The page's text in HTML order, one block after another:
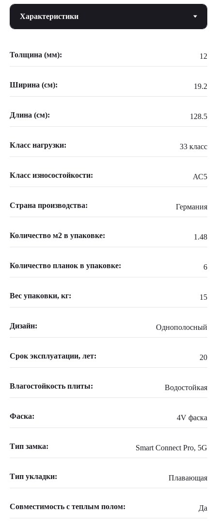
Толщина (мм): 12
Ширина (см): 19.2
Длина (см): 128.5
Класс нагрузки: 33 класс
Класс износостойкости: АС5
Страна производства: Германия
Количество м2 в упаковке: 1.48
Количество планок в упаковке: 6
Вес упаковки, кг: 15
Дизайн: Однополосный
Срок эксплуатации, лет: 20
Влагостойкость плиты: Водостойкая
Фаска: 4V фаска
Тип замка: Smart Connect Pro, 5G
Тип укладки: Плавающая
Совместимость с теплым полом: Да